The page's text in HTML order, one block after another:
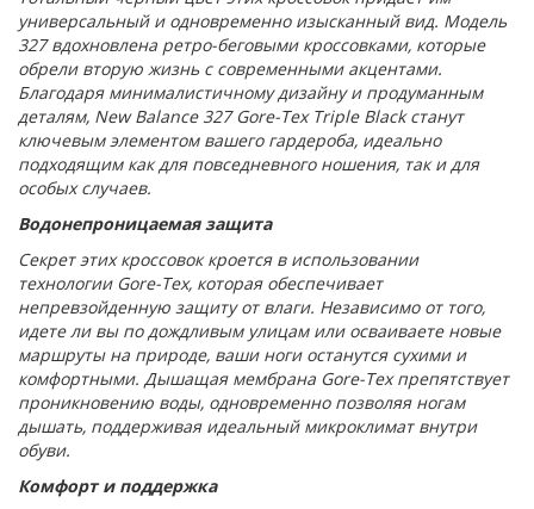
универсальный и одновременно изысканный вид. Модель
327 вдохновлена ретро-беговыми кроссовками, которые
обрели вторую жизнь с современными акцентами.
Благодаря минималистичному дизайну и продуманным
деталям, New Balance 327 Gore-Tex Triple Black станут
ключевым элементом вашего гардероба, идеально
подходящим как для повседневного ношения, так и для
особых случаев.
Водонепроницаемая защита
Секрет этих кроссовок кроется в использовании
технологии Gore-Tex, которая обеспечивает
непревзойденную защиту от влаги. Независимо от того,
идете ли вы по дождливым улицам или осваиваете новые
маршруты на природе, ваши ноги останутся сухими и
комфортными. Дышащая мембрана Gore-Tex препятствует
проникновению воды, одновременно позволяя ногам
дышать, поддерживая идеальный микроклимат внутри
обуви.
Комфорт и поддержка